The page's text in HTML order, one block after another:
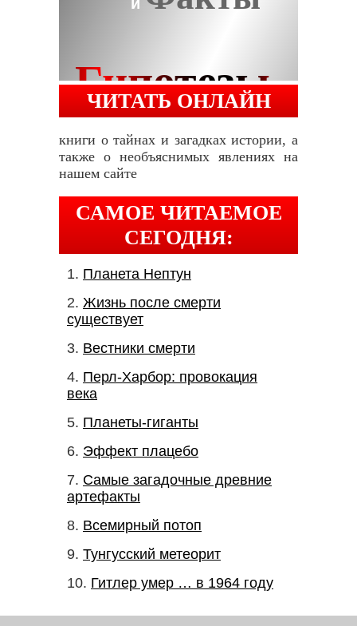
ЧИТАТЬ ОНЛАЙН
книги о тайнах и загадках истории, а
также о необъяснимых явлениях на
нашем сайте
САМОЕ ЧИТАЕМОЕ
СЕГОДНЯ:
Планета Нептун
Жизнь после смерти
существует
Вестники смерти
Перл-Харбор: провокация
века
Планеты-гиганты
Эффект плацебо
Самые загадочные древние
артефакты
Всемирный потоп
Тунгусский метеорит
Гитлер умер … в 1964 году